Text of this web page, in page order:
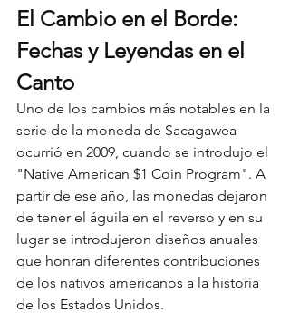
El Cambio en el Borde:
Fechas y Leyendas en el
Canto
Uno de los cambios más notables en la
serie de la moneda de Sacagawea
ocurrió en 2009, cuando se introdujo el
"Native American $1 Coin Program". A
partir de ese año, las monedas dejaron
de tener el águila en el reverso y en su
lugar se introdujeron diseños anuales
que honran diferentes contribuciones
de los nativos americanos a la historia
de los Estados Unidos.